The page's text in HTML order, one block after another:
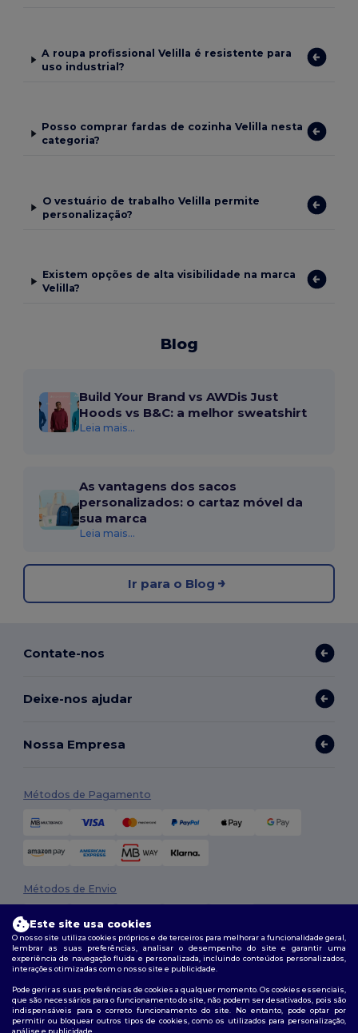
A roupa profissional Velilla é resistente para
uso industrial?
Posso comprar fardas de cozinha Velilla nesta
categoria?
O vestuário de trabalho Velilla permite
personalização?
Existem opções de alta visibilidade na marca
Velilla?
Blog
Build Your Brand vs AWDis Just
Hoods vs B&C: a melhor sweatshirt
Leia mais...
As vantagens dos sacos
personalizados: o cartaz móvel da
sua marca
Leia mais...
Ir para o Blog
Contate-nos
Deixe-nos ajudar
Nossa Empresa
Métodos de Pagamento
Métodos de Envio
Siga-nos
Este site usa cookies
O nosso site utiliza cookies próprios e de terceiros para melhorar a funcionalidade geral,
lembrar as suas preferências, analisar o desempenho do site e garantir uma
experiência de navegação fluida e personalizada, incluindo conteúdos personalizados,
interações otimizadas com o nosso site e publicidade.
Pode gerir as suas preferências de cookies a qualquer momento. Os cookies essenciais,
que são necessários para o funcionamento do site, não podem ser desativados, pois são
indispensáveis para o correto funcionamento do site. No entanto, pode optar por
permitir ou bloquear outros tipos de cookies, como os utilizados para personalização,
análise e publicidade.